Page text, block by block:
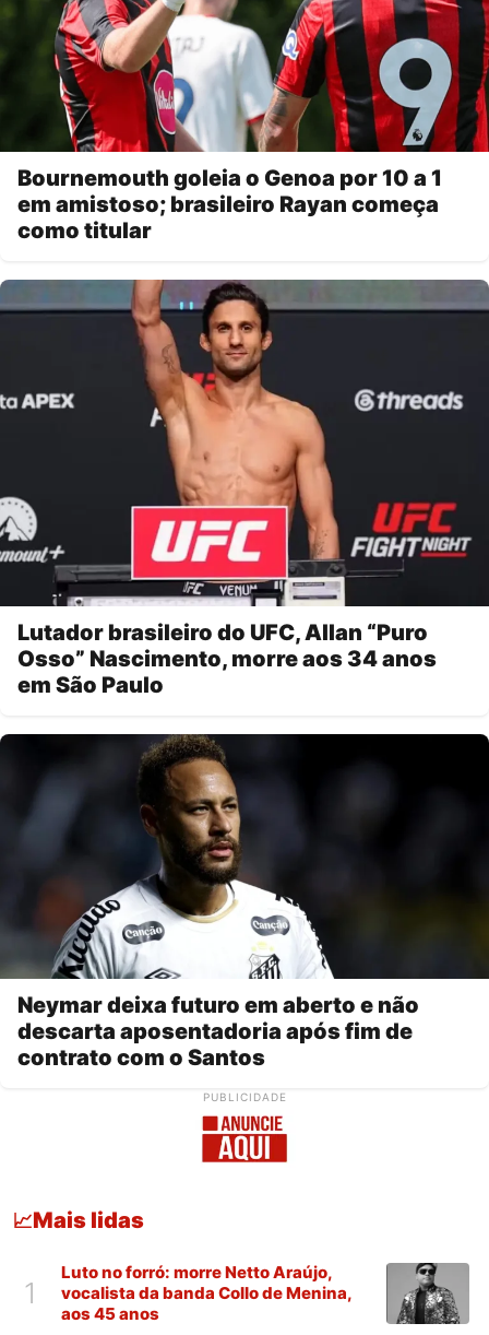
Bournemouth goleia o Genoa por 10 a 1
em amistoso; brasileiro Rayan começa
como titular
Lutador brasileiro do UFC, Allan “Puro
Osso” Nascimento, morre aos 34 anos
em São Paulo
Neymar deixa futuro em aberto e não
descarta aposentadoria após fim de
contrato com o Santos
PUBLICIDADE
📈Mais lidas
1
Luto no forró: morre Netto Araújo,
vocalista da banda Collo de Menina,
aos 45 anos